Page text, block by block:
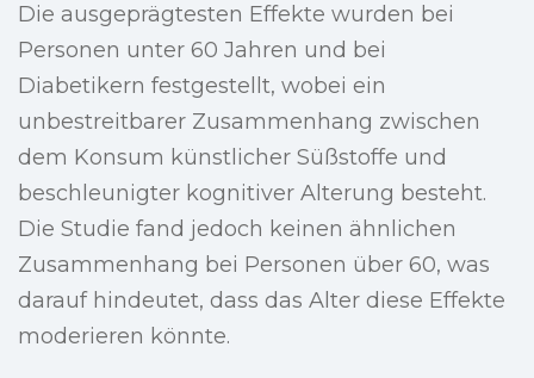
Die ausgeprägtesten Effekte wurden bei
Personen unter 60 Jahren und bei
Diabetikern festgestellt, wobei ein
unbestreitbarer Zusammenhang zwischen
dem Konsum künstlicher Süßstoffe und
beschleunigter kognitiver Alterung besteht.
Die Studie fand jedoch keinen ähnlichen
Zusammenhang bei Personen über 60, was
darauf hindeutet, dass das Alter diese Effekte
moderieren könnte.